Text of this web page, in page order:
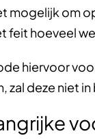
mogelijk om
feit hoeveel
hiervoor
zal deze niet